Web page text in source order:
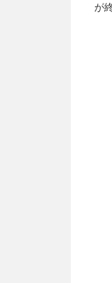
が
○
○
※